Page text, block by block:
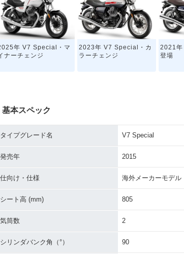
年 V7 Special・マ
ナーチェンジ
2023年 V7 Special・カ
ラーチェンジ
2021
登場
ラーチェンジ
基本スペック
タイプグレード名 V7 Special
発売年 2015
仕向け・仕様 海外メーカーモデル
シート高 (mm) 805
気筒数 2
シリンダバンク角（°） 90